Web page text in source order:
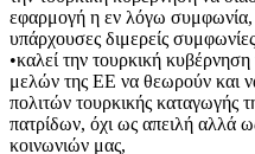
εφαρμογή η εν λόγω συμφωνία,
υπάρχουσες διμερείς
•καλεί την τουρκική
μελών της ΕΕ να θεωρούν και
πολιτών τουρκικής καταγωγής
πατρίδων, όχι ως απειλή αλλά
κοινωνιών μας,